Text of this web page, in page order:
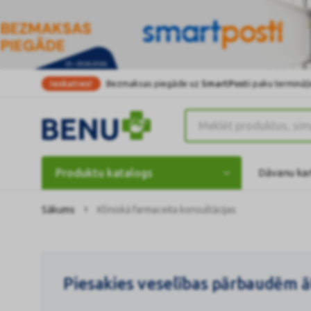
Ieskaties! Bezmaksas piegāde uz SmartPostipaku
Produktu katalogs Dāvanu
Sākums Klīniskā farmaceita konsultācijas
Piesakies veselības pārbaudēm